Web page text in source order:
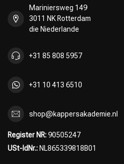
Mariniersweg 149
3011 NK Rotterdam
die Niederlande
+31 85 808 5957
+31 10 413 6510
shop@kappersakademie.nl
Register NR:90505247
USt-IdNr.: NL865339818B01